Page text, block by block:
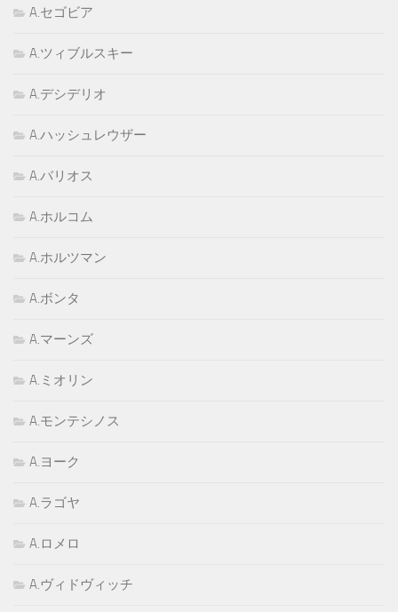
A.セゴビア
A.ツィブルスキー
A.デシデリオ
A.ハッシュレウザー
A.バリオス
A.ホルコム
A.ホルツマン
A.ボンタ
A.マーンズ
A.ミオリン
A.モンテシノス
A.ヨーク
A.ラゴヤ
A.ロメロ
A.ヴィドヴィッチ